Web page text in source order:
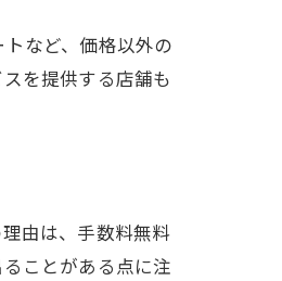
など、価格以外の
を提供する店舗も
由は、手数料無料
ことがある点に注